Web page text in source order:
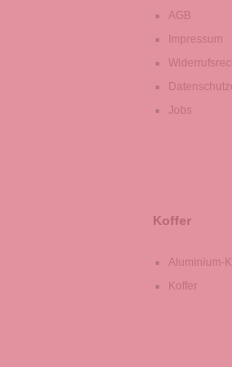
AGB
Impressum
Jobs
Koffer
Aluminium-
Koffer